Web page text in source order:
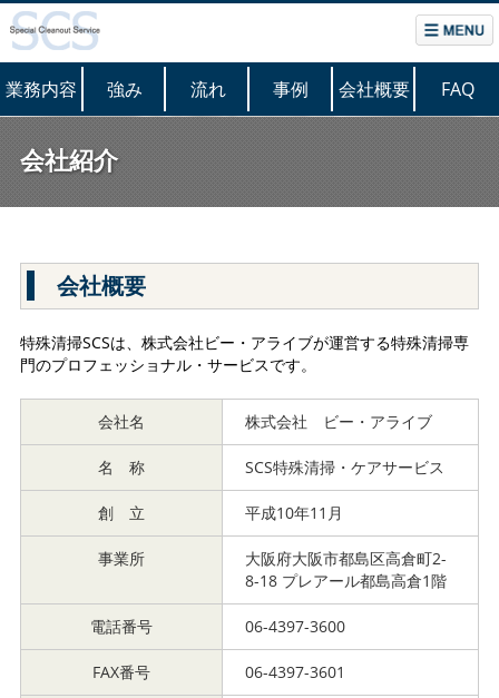
業務内容 強み 流れ 事例 会社概要 FAQ
会社紹介
会社概要
特殊清掃SCSは、株式会社ビー・アライブが運営する特殊清掃専
門のプロフェッショナル・サービスです。
会社名 株式会社 ビー・アライブ
名 称 SCS特殊清掃・ケアサービス
創 立 平成10年11月
事業所
大阪府大阪市都島区高倉町2-
8-18 プレアール都島高倉1階
電話番号 06-4397-3600
FAX番号 06-4397-3601